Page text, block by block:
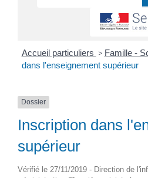
Accueil particuliers > Famille -
dans l'enseignement supérieur
Dossier
Inscription dans
supérieur
Vérifié le 27/11/2019 - Direction de